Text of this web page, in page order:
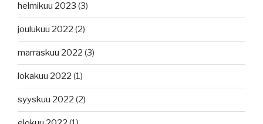
helmikuu 2023 (3)
joulukuu 2022 (2)
marraskuu 2022 (3)
lokakuu 2022 (1)
syyskuu 2022 (2)